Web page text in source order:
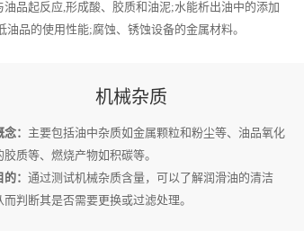
油品起反应,形成酸、胶质和油泥;水能析出油中的添加
油品的使用性能;腐蚀、锈蚀设备的金属材料。
机械杂质
： 主要包括油中杂质如金属颗粒和粉尘等、油品氧化
胶质等、燃烧产物如积碳等。
： 通过测试机械杂质含量，可以了解润滑油的清洁
而判断其是否需要更换或过滤处理。